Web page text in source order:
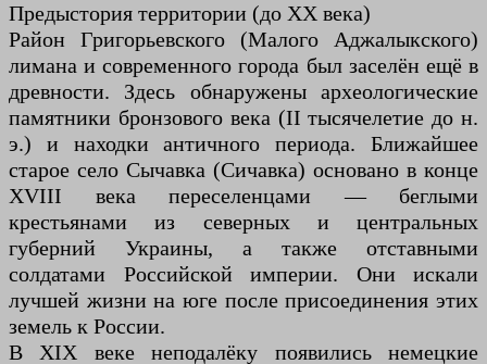
Предыстория территории (до XX века)
Район Григорьевского (Малого Аджалыкского)
лимана и современного города был заселён ещё в
древности. Здесь обнаружены археологические
памятники бронзового века (II тысячелетие до н.
э.) и находки античного периода. Ближайшее
старое село Сычавка (Сичавка) основано в конце
XVIII века переселенцами — беглыми
крестьянами из северных и центральных
губерний Украины, а также отставными
солдатами Российской империи. Они искали
лучшей жизни на юге после присоединения этих
земель к России.
В XIX веке неподалёку появились немецкие